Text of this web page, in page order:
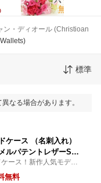
ン・ディオール (Christioan
標準
なる場合があります。
ケース （名刺入れ）
ルパテントレザーS00
ンク DIOR （新作人
ル財布）
ース！新作人気モデ
無料